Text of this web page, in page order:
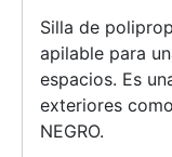
Silla de
apilable para
espacios. Es
exteriores
NEGRO.